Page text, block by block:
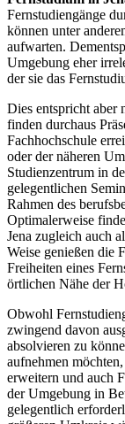
Fernstudiengänge
können unter
aufwarten.
Umgebung eher
der sie das
Dies entspricht aber
finden durchaus
Fachhochschule
oder der näheren
Studienzentrum in
gelegentlichen
Rahmen des
Optimalerweise
Jena zugleich auch
Weise genießen die
Freiheiten eines
örtlichen Nähe der
Obwohl
zwingend davon
absolvieren zu
aufnehmen
erweitern und auch
der Umgebung in
gelegentlich